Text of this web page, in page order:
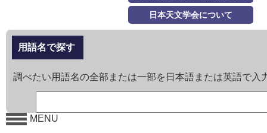
日本天文学会について
用語名で探す
調べたい用語名の全部または一部を日本語または英語で入
MENU